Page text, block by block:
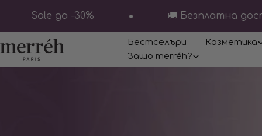
съдържанието
Sale до -30% 🚚 Безплатна
Бестселъри
Козметика
Защо merréh?